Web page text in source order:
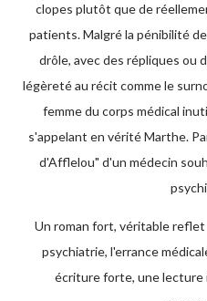
clopes plutôt que de
patients. Malgré la pénibilité
drôle, avec des répliques ou
légèreté au récit comme le
femme du corps médical
s'appelant en vérité Marthe.
d'Afflelou" d'un médecin
Un roman fort, véritable reflet
psychiatrie, l'errance
écriture forte, une lecture